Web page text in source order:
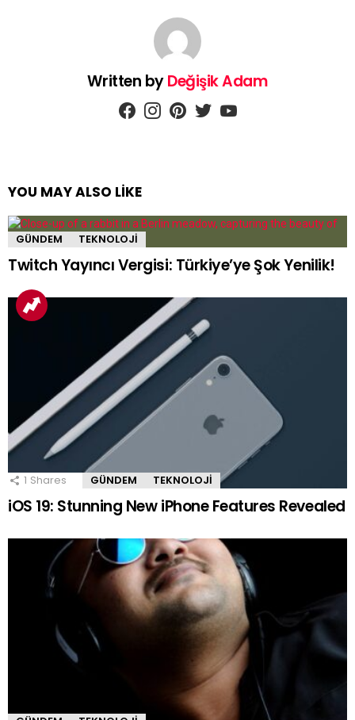
Written byDeğişik Adam
YOU MAY ALSO LIKE
GÜNDEM TEKNOLOJI
Twitch Yayıncı Vergisi: Türkiye’ye Şok Yenilik!
1 Shares GÜNDEM TEKNOLOJI
iOS 19: Stunning New iPhone Features Revealed